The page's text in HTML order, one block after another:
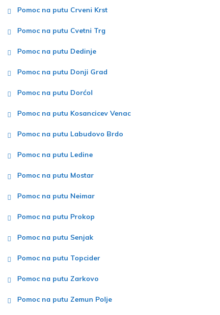
Pomoc na putu Crveni Krst
Pomoc na putu Cvetni Trg
Pomoc na putu Dedinje
Pomoc na putu Donji Grad
Pomoc na putu Dorćol
Pomoc na putu Kosancicev Venac
Pomoc na putu Labudovo Brdo
Pomoc na putu Ledine
Pomoc na putu Mostar
Pomoc na putu Neimar
Pomoc na putu Prokop
Pomoc na putu Senjak
Pomoc na putu Topcider
Pomoc na putu Zarkovo
Pomoc na putu Zemun Polje